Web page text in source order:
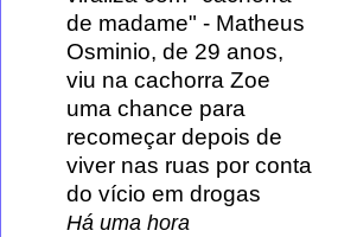
de madame" - Matheus
Osminio, de 29 anos,
viu na cachorra Zoe
uma chance para
recomeçar depois de
viver nas ruas por conta
do vício em drogas
Há uma hora